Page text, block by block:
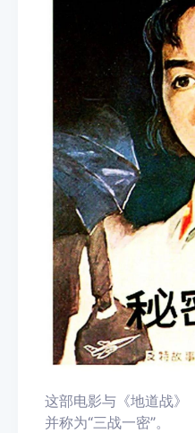
这部电影与《地道战》
并称为“三战一密”。